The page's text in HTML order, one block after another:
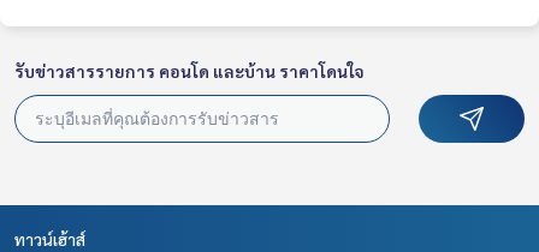
รับข่าวสารรายการ คอนโด และบ้าน ราคาโดนใจ
ทาวน์เฮ้าส์